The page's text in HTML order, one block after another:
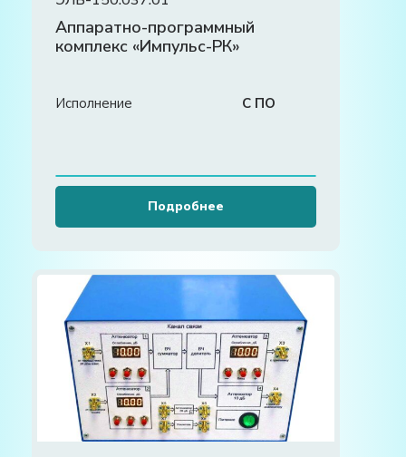
Аппаратно-программный
комплекс «Импульс-РК»
Исполнение С ПО
Подробнее